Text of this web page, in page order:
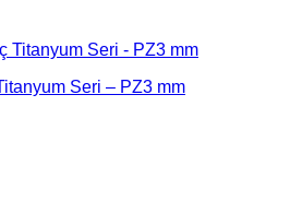
Seri – PZ3 mm